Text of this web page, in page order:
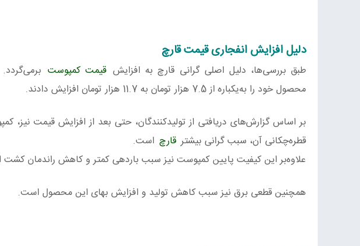
دلیل افزایش انفجاری قیمت قارچ
طبق بررسی‌ها، دلیل اصلی گرانی قارچ به افزایش قیمت کمپوست برمی‌گردد.
محصول خود را به‌یکباره از 7.5 هزار تومان به 11.7 هزار تومان افزایش دادند.
بر اساس گزارش‌های دریافتی از تولیدکنندگان، حتی بعد از افزایش قیمت نیز،
قطره‌چکانی آن، سبب گرانی بیشتر قارچ است.
علاوه‌بر این کیفیت پایین کمپوست نیز سبب باردهی کمتر و کاهش راندمان
همچنین قطعی برق نیز سبب کاهش تولید و افزایش بهای این محصول است.